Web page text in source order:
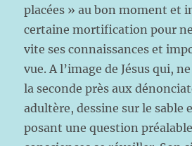
placées » au bon moment et
certaine mortification pour
vite ses connaissances et
vue. A l’image de Jésus qui,
la seconde près aux
adultère, dessine sur le sable
posant une question